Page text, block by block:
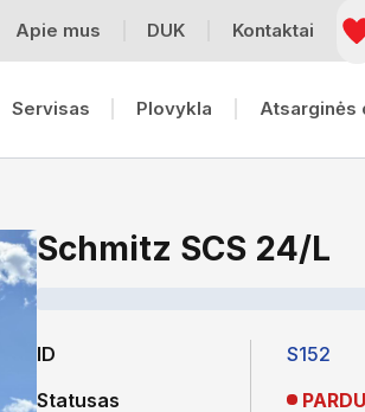
Apie mus DUK Kontaktai
Servisas Plovykla Atsarginės
Schmitz SCS 24/L
ID
Statusas
S152